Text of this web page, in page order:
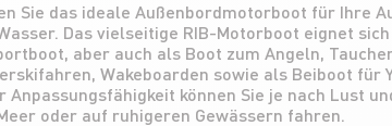
Sie das ideale Außenbordmotorboot für Ihre
Das vielseitige RIB-Motorboot eignet
aber auch als Boot zum Angeln,
Wakeboarden sowie als Beiboot für
Anpassungsfähigkeit können Sie je nach Lust
oder auf ruhigeren Gewässern fahren.